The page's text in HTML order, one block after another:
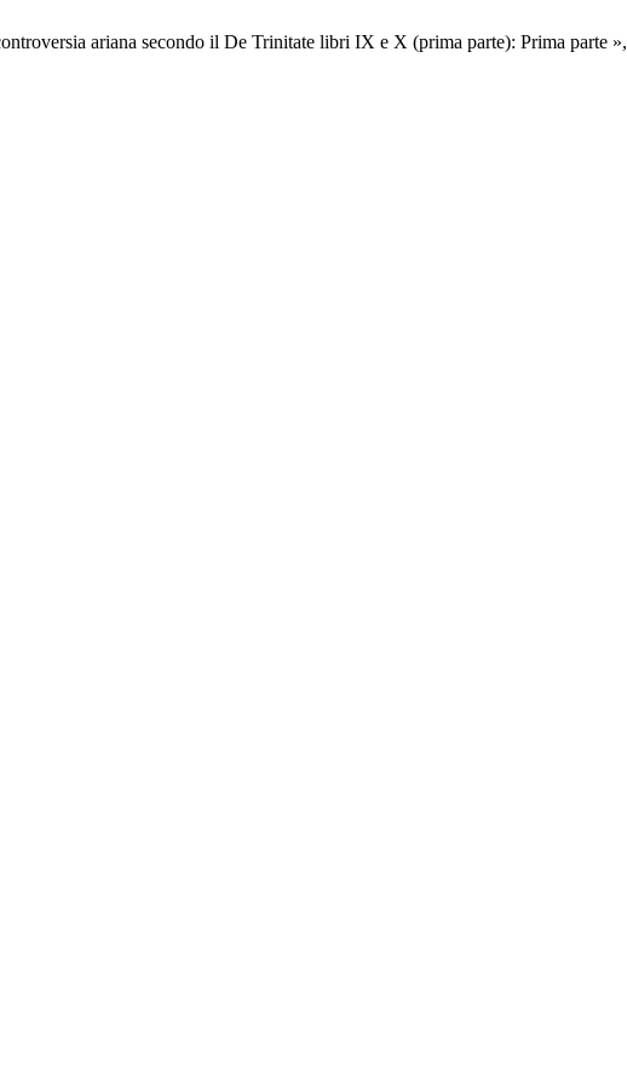
ariana secondo il De Trinitate libri IX e X (prima parte): Prima parte »,